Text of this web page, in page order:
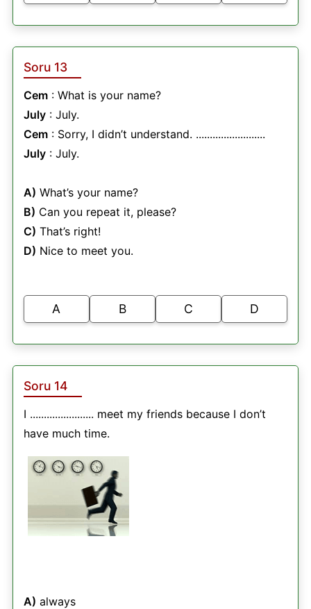
Soru 13
Cem: What is your name?
July: July.
Cem: Sorry, I didn’t understand. .........................
July: July.
A) What’s your name?
B) Can you repeat it, please?
C) That’s right!
D) Nice to meet you.
A B C D
Soru 14
I ....................... meet my friends because I don’t
have much time.
A) always